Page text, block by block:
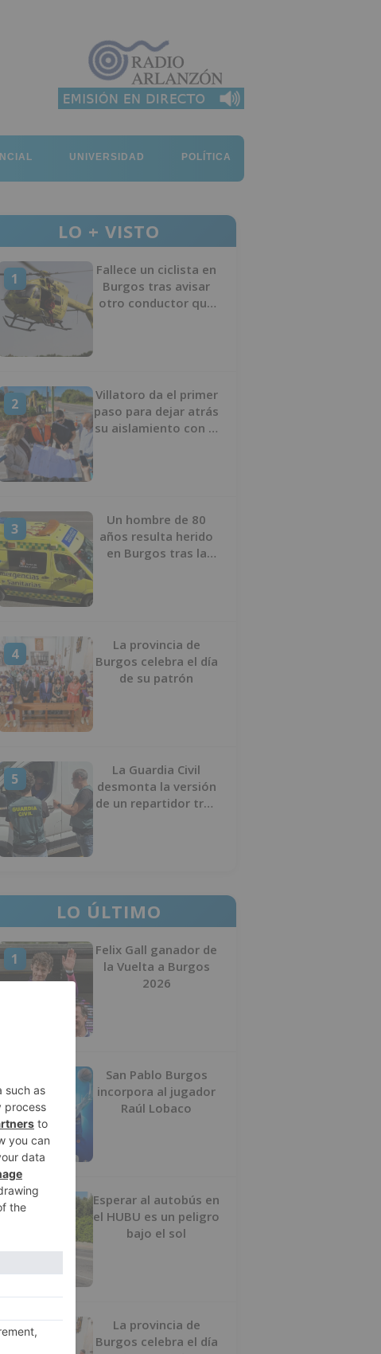
UNIVERSIDAD POLÍTICA
LO + VISTO
1
Fallece un ciclista en
Burgos tras avisar
otro conductor que
2
Villatoro da el primer
paso para dejar atrás
su aislamiento con el
3
Un hombre de 80
años resulta herido
en Burgos tras la
4
La provincia de
Burgos celebra el día
de su patrón
5
La Guardia Civil
desmonta la versión
de un repartidor tras
LO ÚLTIMO
1
Felix Gall ganador de
la Vuelta a Burgos
2026
2
San Pablo Burgos
incorpora al jugador
Raúl Lobaco
3
Esperar al autobús en
el HUBU es un peligro
bajo el sol
4
La provincia de
Burgos celebra el día